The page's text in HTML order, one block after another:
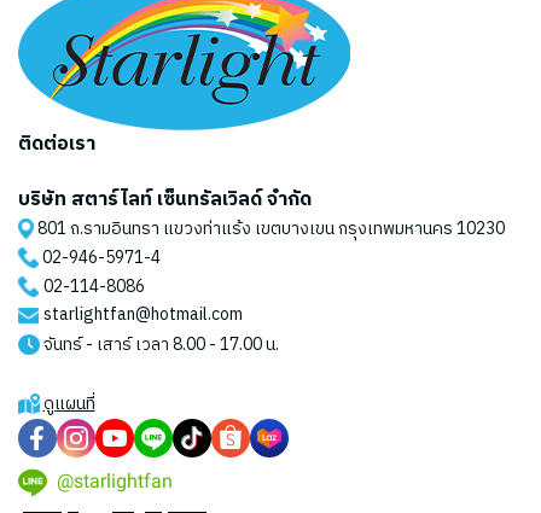
ติดต่อเรา
บริษัท สตาร์ไลท์ เซ็นทรัลเวิลด์ จำกัด
801 ถ.รามอินทรา แขวงท่าแร้ง เขตบางเขน กรุงเทพมหานคร 10230
02-946-5971-4
02-114-8086
starlightfan@hotmail.com
จันทร์ - เสาร์ เวลา 8.00 - 17.00 น.
ดูแผนที่
@starlightfan